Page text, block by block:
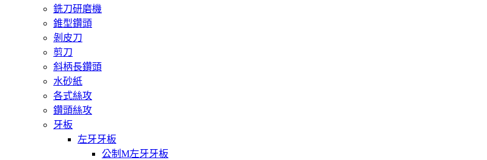
銑刀研磨機
錐型鑽頭
剝皮刀
剪刀
斜柄長鑽頭
水砂紙
各式絲攻
鑽頭絲攻
牙板
左牙牙板
公制M左牙牙板